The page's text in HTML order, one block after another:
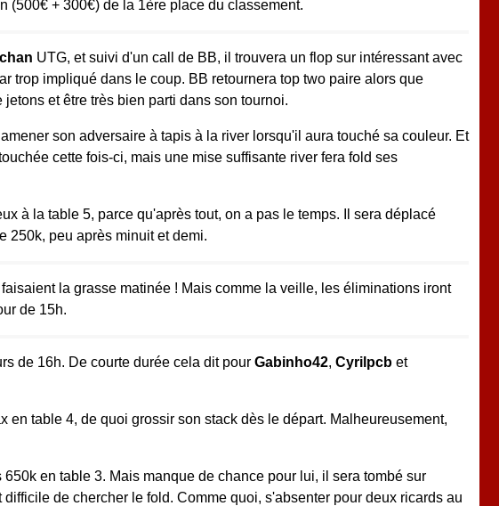
(500€ + 300€) de la 1ère place du classement.
UTG, et suivi d'un call de BB, il trouvera un flop sur intéressant avec
trop impliqué dans le coup. BB retournera top two paire alors que
et être très bien parti dans son tournoi.
son adversaire à tapis à la river lorsqu'il aura touché sa couleur. Et
cette fois-ci, mais une mise suffisante river fera fold ses
à la table 5, parce qu'après tout, on a pas le temps. Il sera déplacé
250k, peu après minuit et demi.
la grasse matinée ! Mais comme la veille, les éliminations iront
de 15h.
de 16h. De courte durée cela dit pour Gabinho42, Cyrilpcb et
table 4, de quoi grossir son stack dès le départ. Malheureusement,
650k en table 3. Mais manque de chance pour lui, il sera tombé sur
difficile de chercher le fold. Comme quoi, s'absenter pour deux ricards au